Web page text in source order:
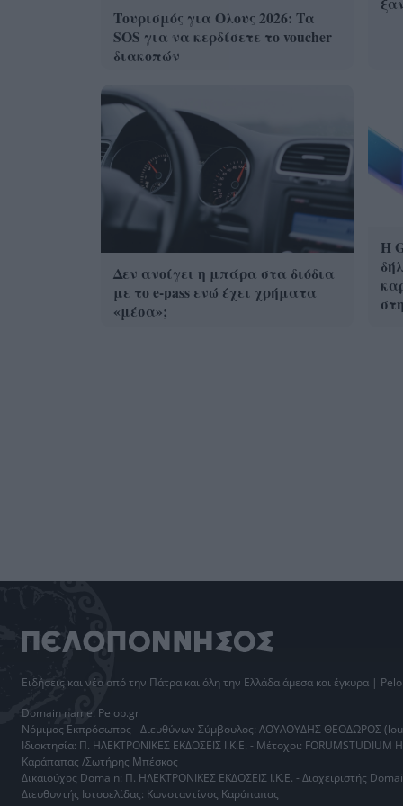
Τουρισμός για Ολους 2026: Τα
SOS για να κερδίσετε το voucher
διακοπών
Δεν ανοίγει η μπάρα στα διόδια
με το e-pass ενώ έχει χρήματα
«μέσα»;
Η
Ειδήσεις και νέα από την Πάτρα και όλη την Ελλάδα άμεσα και έγκυρα |
Domain name: Pelop.gr
Νόμιμος Εκπρόσωπος - Διευθύνων Σύμβουλος: ΛΟΥΛΟΥΔΗΣ ΘΕΟΔΩΡΟΣ
Ιδιοκτησία: Π. ΗΛΕΚΤΡΟΝΙΚΕΣ ΕΚΔΟΣΕΙΣ Ι.Κ.Ε. - Μέτοχοι: FORUMSTUDIUM
Καράπαπας /Σωτήρης Μπέσκος
Δικαιούχος Domain: Π. ΗΛΕΚΤΡΟΝΙΚΕΣ ΕΚΔΟΣΕΙΣ Ι.Κ.Ε. - Διαχειριστής
Διευθυντής Ιστοσελίδας: Κωνσταντίνος Καράπαπας